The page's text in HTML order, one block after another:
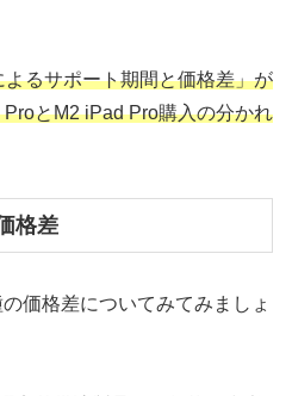
るサポート期間と価格差」が
とM2 iPad Pro購入の分かれ
格差
価格差についてみてみましょ